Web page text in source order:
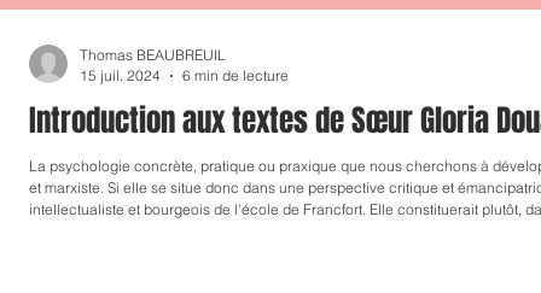
TRAVAUX DE RECHERCHE
Introduction aux textes de Sœur Gloria
La psychologie concrète, pratique ou praxique que nous cherchons à
et marxiste. Si elle se situe donc dans une perspective critique et
intellectualiste et bourgeois de l’école de Francfort. Elle constituerait plutôt,
Thomas BEAUBREUIL
15 juil. 2024
6 min de lecture